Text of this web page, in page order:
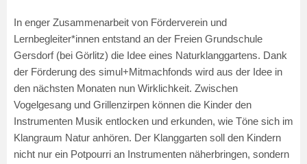
In enger Zusammenarbeit von Förderverein und
Lernbegleiter*innen entstand an der Freien Grundschule
Gersdorf (bei Görlitz) die Idee eines Naturklanggartens. Dank
der Förderung des simul+Mitmachfonds wird aus der Idee in
den nächsten Monaten nun Wirklichkeit. Zwischen
Vogelgesang und Grillenzirpen können die Kinder den
Instrumenten Musik entlocken und erkunden, wie Töne sich im
Klangraum Natur anhören. Der Klanggarten soll den Kindern
nicht nur ein Potpourri an Instrumenten näherbringen, sondern